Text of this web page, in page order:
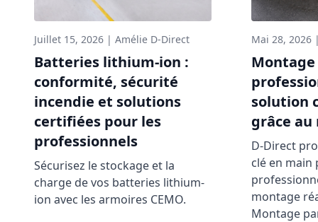
Juillet 15, 2026 | Amélie D-Direct
Batteries lithium-ion :
conformité, sécurité
incendie et solutions
certifiées pour les
professionnels
Sécurisez le stockage et la
charge de vos batteries lithium-
ion avec les armoires CEMO.
Mai 28, 2026
solution
grâce au
D-Direct
clé en
montage
Montage